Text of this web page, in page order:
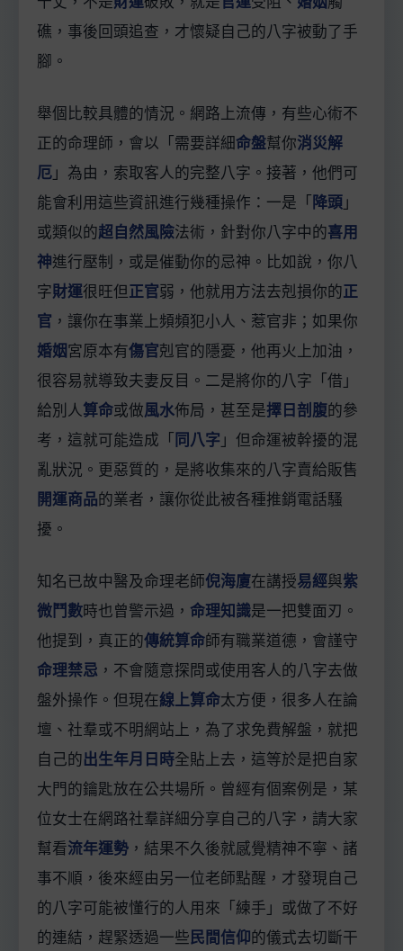
礁，事後回頭追查，才懷疑自己的八字被動了手
腳。
舉個比較具體的情況。網路上流傳，有些心術不
正的命理師，會以「需要詳細命盤幫你消災解
厄 」為由，索取客人的完整八字。接著，他們可
能會利用這些資訊進行幾種操作：一是「 降頭 」
或類似的超自然風險法術，針對你八字中的喜用
神進行壓制，或是催動你的忌神。比如說，你八
字財運很旺但正官弱，他就用方法去剋損你的正
官 ，讓你在事業上頻頻犯小人、惹官非；如果你
婚姻宮原本有傷官剋官的隱憂，他再火上加油，
很容易就導致夫妻反目。二是將你的八字「借」
給別人算命或做風水佈局，甚至是擇日剖腹的參
考，這就可能造成「 同八字 」但命運被幹擾的混
亂狀況。更惡質的，是將收集來的八字賣給販售
開運商品的業者，讓你從此被各種推銷電話騷
擾。
知名已故中醫及命理老師倪海廈在講授易經與紫
微鬥數時也曾警示過， 命理知識是一把雙面刃。
他提到，真正的傳統算命師有職業道德，會謹守
命理禁忌 ，不會隨意探問或使用客人的八字去做
盤外操作。但現在線上算命太方便，很多人在論
壇、社羣或不明網站上，為了求免費解盤，就把
自己的出生年月日時全貼上去，這等於是把自家
大門的鑰匙放在公共場所。曾經有個案例是，某
位女士在網路社羣詳細分享自己的八字，請大家
幫看流年運勢 ，結果不久後就感覺精神不寧、諸
事不順，後來經由另一位老師點醒，才發現自己
的八字可能被懂行的人用來「練手」或做了不好
的連結，趕緊透過一些民間信仰的儀式去切斷干